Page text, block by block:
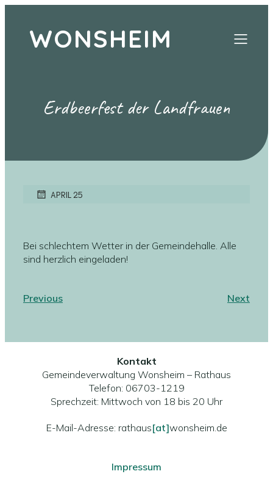
WONSHEIM
Erdbeerfest der Landfrauen
APRIL 25
Bei schlechtem Wetter in der Gemeindehalle. Alle
sind herzlich eingeladen!
Previous Next
Kontakt
Gemeindeverwaltung Wonsheim – Rathaus
Telefon: 06703-1219
Sprechzeit: Mittwoch von 18 bis 20 Uhr
E-Mail-Adresse: rathaus[at]wonsheim.de
Impressum